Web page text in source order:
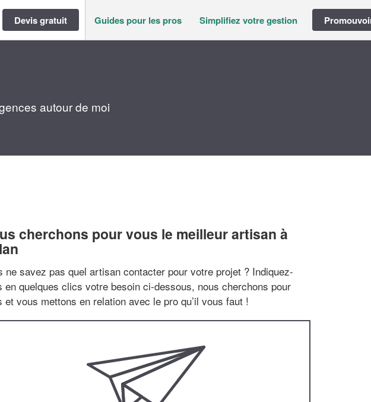
Devis gratuit Guides pour les pros Simplifiez votre gestion
autour de moi
cherchons pour vous le meilleur artisan à
ne savez pas quel artisan contacter pour votre projet ? Indiquez-
en quelques clics votre besoin ci-dessous, nous cherchons pour
et vous mettons en relation avec le pro qu’il vous faut !